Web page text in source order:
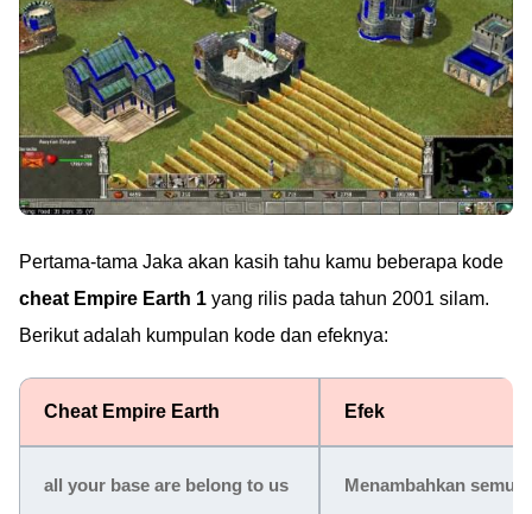
Pertama-tama Jaka akan kasih tahu kamu beberapa kode
cheat Empire Earth 1 yang rilis pada tahun 2001 silam.
Berikut adalah kumpulan kode dan efeknya:
Cheat Empire Earth Efek
all your base are belong to us Menambahkan